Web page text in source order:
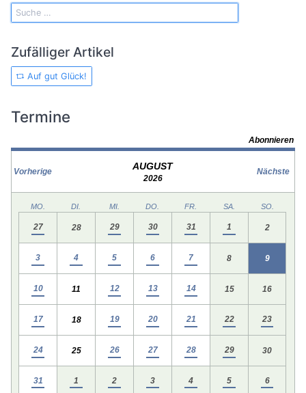
Zufälliger Artikel
Auf gut Glück!
Termine